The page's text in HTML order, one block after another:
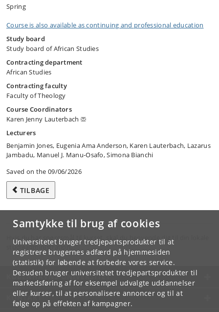
Samtykke til brug af cookies
Universitetet bruger tredjepartsprodukter til at
registrere brugernes adfærd på hjemmesiden
(statistik) for løbende at forbedre vores service.
Desuden bruger universitetet tredjepartsprodukter til
markedsføring af for eksempel udvalgte uddannelser
eller kurser, til at personalisere annoncer og til at
følge op på effekten af kampagner.
Spring
Course is also available as continuing and professional education
Study board
Study board of African Studies
Contracting department
African Studies
Contracting faculty
Faculty of Theology
Course Coordinators
Karen Jenny Lauterbach
Lecturers
Benjamin Jones, Eugenia Ama Anderson, Karen Lauterbach, Lazarus
Jambadu, Manuel J. Manu-Osafo, Simona Bianchi
Saved on the 09/06/2026
TILBAGE
Hvis du har spørgsmål til kurset, skal du henvende dig til din lokale
studieadministration.
KØBENHAVNS UNIVERSITET
KONTAKT